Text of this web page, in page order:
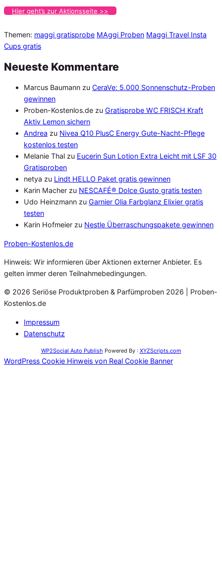
Hier geht’s zur Aktionsseite >>
Themen: maggi gratisprobe MAggi Proben Maggi Travel Insta
Cups gratis
Neueste Kommentare
Marcus Baumann zu CeraVe: 5.000 Sonnenschutz-Proben
gewinnen
Proben-Kostenlos.de zu Gratisprobe WC FRISCH Kraft
Aktiv Lemon sichern
Andrea zu Nivea Q10 PlusC Energy Gute-Nacht-Pflege
kostenlos testen
Melanie Thal zu Eucerin Sun Lotion Extra Leicht mit LSF 30
Gratisproben
netya zu Lindt HELLO Paket gratis gewinnen
Karin Macher zu NESCAFÉ® Dolce Gusto gratis testen
Udo Heinzmann zu Garnier Olia Farbglanz Elixier gratis
testen
Karin Hofmeier zu Nestle Überraschungspakete gewinnen
Proben-Kostenlos.de
Hinweis: Wir informieren über Aktionen externer Anbieter. Es
gelten immer deren Teilnahmebedingungen.
© 2026 Seriöse Produktproben & Parfümproben 2026 | Proben-
Kostenlos.de
Impressum
Datenschutz
WP2Social Auto Publish Powered By : XYZScripts.com
WordPress Cookie Hinweis von Real Cookie Banner